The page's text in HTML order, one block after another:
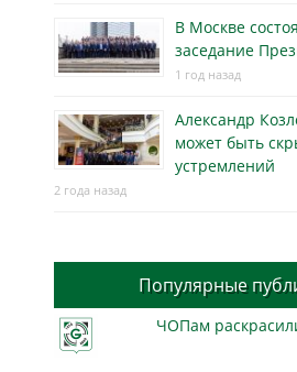
В Москве
заседание
1 год назад
Александр
может быть
устремлений
2 года назад
Популярные
ЧОПам